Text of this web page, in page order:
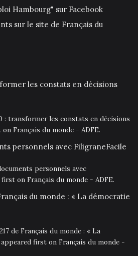
Hambourg" sur Facebook
sur le site de Français du
les constats en décisions
: transformer les constats en décisions
Français du monde - ADFE.
personnels avec FiligraneFacile
personnels avec
on Français du monde - ADFE.
du monde : « La démocratie
de Français du monde : « La
first on Français du monde -